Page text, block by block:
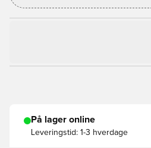
På lager online
Leveringstid: 1-3 hverdage